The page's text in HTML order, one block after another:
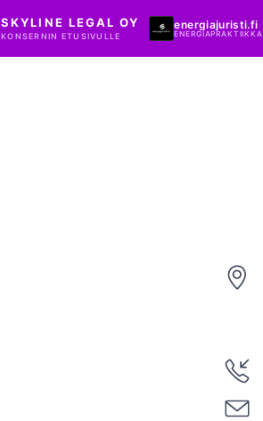
SKYLINE LEGAL OY
KONSERNIN ETUSIVULLE
energiajuristi.fi
ENERGIAPRAKTIIKKA